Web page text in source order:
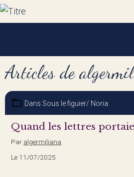
Articles de
Dans Sous le figuier/ Noria
Quand les lettres
Par algermiliana
Le 11/07/2025